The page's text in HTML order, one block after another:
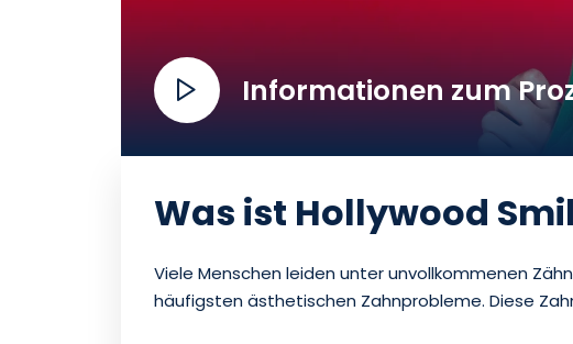
Informationen zum
Was ist Hollywood
Viele Menschen leiden unter unvollkommenen
häufigsten ästhetischen Zahnprobleme. Diese